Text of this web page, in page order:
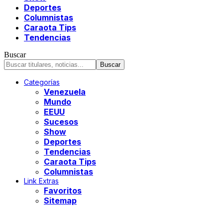
Deportes
Columnistas
Caraota Tips
Tendencias
Buscar
Categorías
Venezuela
Mundo
EEUU
Sucesos
Show
Deportes
Tendencias
Caraota Tips
Columnistas
Link Extras
Favoritos
Sitemap